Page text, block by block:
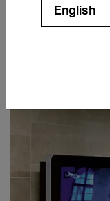
Paris - FREnglish